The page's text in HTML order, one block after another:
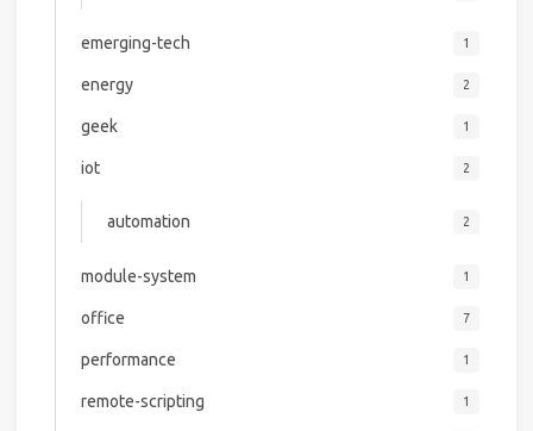
emerging-tech 1
energy 2
geek 1
iot 2
automation 2
module-system 1
office 7
performance 1
remote-scripting 1